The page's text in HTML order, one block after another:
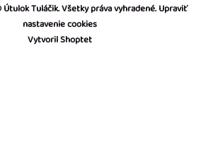
Vytvoril Shoptet
Útulok Tuláčik. Všetky práva vyhradené.Upraviť
nastavenie cookies